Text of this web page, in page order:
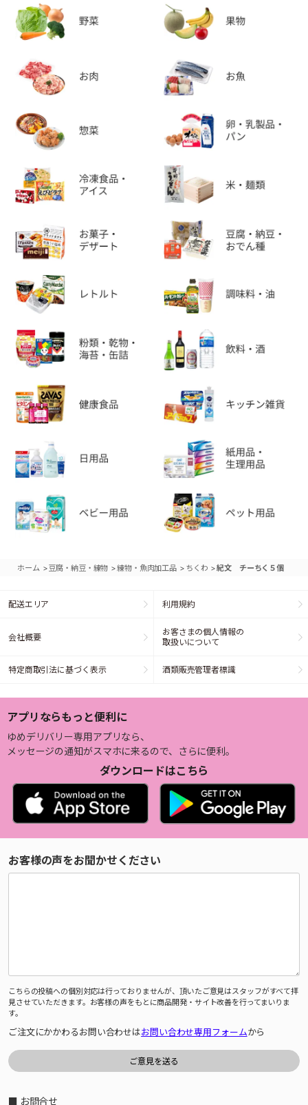
ホーム >豆腐・納豆・練物 >練物・魚肉加工品 > ちくわ >紀文 チーちく５個
配送エリア 利用規約
会社概要
お客さまの個人情報の
取扱いについて
特定商取引法に基づく表示 酒類販売管理者標識
アプリならもっと便利に
ゆめデリバリー専用アプリなら、
メッセージの通知がスマホに来るので、さらに便利。
ダウンロードはこちら
お客様の声をお聞かせください
こちらの投稿への個別対応は行っておりませんが、頂いたご意見はスタッフがすべて拝
見させていただきます。お客様の声をもとに商品開発・サイト改善を行ってまいりま
す。
ご注文にかかわるお問い合わせはお問い合わせ専用フォームから
■ お問合せ